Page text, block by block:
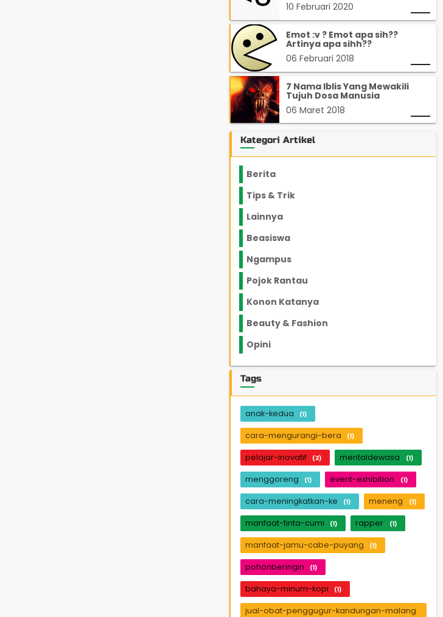
10 Februari 2020
Emot :v ? Emot apa sih??
Artinya apa sihh??
06 Februari 2018
7 Nama Iblis Yang Mewakili
Tujuh Dosa Manusia
06 Maret 2018
Kategori Artikel
Berita
Tips & Trik
Lainnya
Beasiswa
Ngampus
Pojok Rantau
Konon Katanya
Beauty & Fashion
Opini
Tags
anak-kedua (1)
cara-mengurangi-bera (1)
pelajar-inovatif (2) mentaldewasa (1)
menggoreng (1) event-exhibition (1)
cara-meningkatkan-ke (1) meneng (1)
manfaat-tinta-cumi (1) rapper (1)
manfaat-jamu-cabe-puyang (1)
pohonberingin (1)
bahaya-minum-kopi (1)
jual-obat-penggugur-kandungan-malang